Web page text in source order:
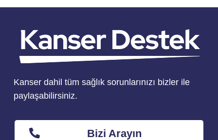
Kanser dahil tüm sağlık sorunlarınızı bizler ile
paylaşabilirsiniz.
Bizi Arayın